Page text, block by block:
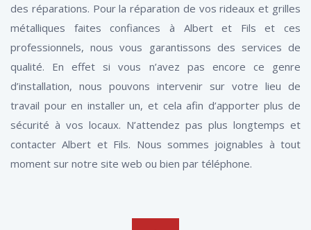
des réparations. Pour la réparation de vos rideaux et grilles
métalliques faites confiances à Albert et Fils et ces
professionnels, nous vous garantissons des services de
qualité. En effet si vous n’avez pas encore ce genre
d’installation, nous pouvons intervenir sur votre lieu de
travail pour en installer un, et cela afin d’apporter plus de
sécurité à vos locaux. N’attendez pas plus longtemps et
contacter Albert et Fils. Nous sommes joignables à tout
moment sur notre site web ou bien par téléphone.